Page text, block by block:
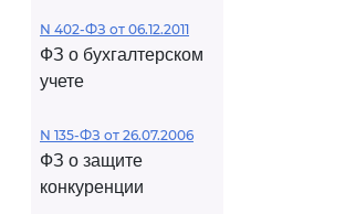
N 402-ФЗ от 06.12.2011
ФЗ о бухгалтерском
учете
N 135-ФЗ от 26.07.2006
ФЗ о защите
конкуренции